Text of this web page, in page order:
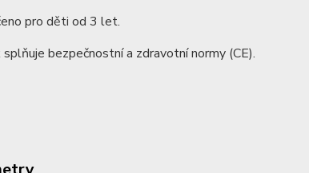
pro děti od 3 let.
bezpečnostní a zdravotní normy (CE).